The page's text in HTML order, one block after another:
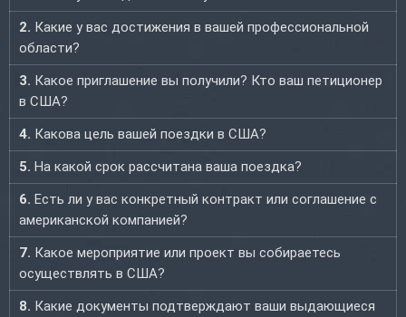
2. Какие у вас достижения в вашей профессиональной
области?
3. Какое приглашение вы получили? Кто ваш петиционер
в США?
4. Какова цель вашей поездки в США?
5. На какой срок рассчитана ваша поездка?
6. Есть ли у вас конкретный контракт или соглашение с
американской компанией?
7. Какое мероприятие или проект вы собираетесь
осуществлять в США?
8. Какие документы подтверждают ваши выдающиеся